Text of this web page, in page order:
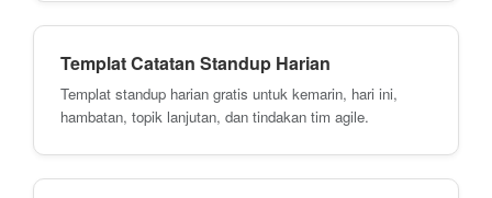
Templat Catatan Standup Harian
Templat standup harian gratis untuk kemarin, hari ini,
hambatan, topik lanjutan, dan tindakan tim agile.